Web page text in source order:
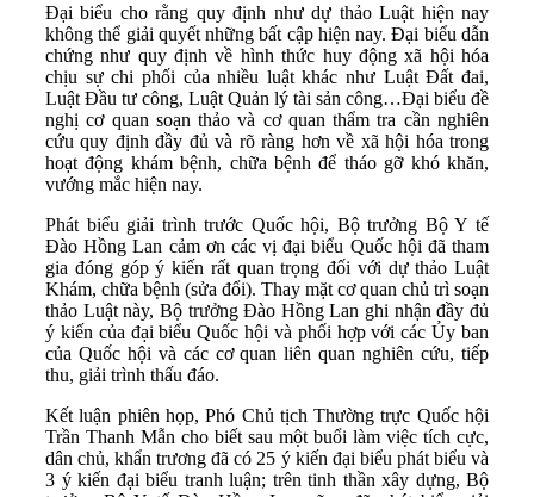
Đại biểu cho rằng quy định như dự thảo Luật hiện nay
không thể giải quyết những bất cập hiện nay. Đại biểu dẫn
chứng như quy định về hình thức huy động xã hội hóa
chịu sự chi phối của nhiều luật khác như Luật Đất đai,
Luật Đầu tư công, Luật Quản lý tài sản công…Đại biểu đề
nghị cơ quan soạn thảo và cơ quan thẩm tra cần nghiên
cứu quy định đầy đủ và rõ ràng hơn về xã hội hóa trong
hoạt động khám bệnh, chữa bệnh để tháo gỡ khó khăn,
vướng mắc hiện nay.
Phát biểu giải trình trước Quốc hội, Bộ trưởng Bộ Y tế
Đào Hồng Lan cảm ơn các vị đại biểu Quốc hội đã tham
gia đóng góp ý kiến rất quan trọng đối với dự thảo Luật
Khám, chữa bệnh (sửa đổi). Thay mặt cơ quan chủ trì soạn
thảo Luật này, Bộ trưởng Đào Hồng Lan ghi nhận đầy đủ
ý kiến của đại biểu Quốc hội và phối hợp với các Ủy ban
của Quốc hội và các cơ quan liên quan nghiên cứu, tiếp
thu, giải trình thấu đáo.
Kết luận phiên họp, Phó Chủ tịch Thường trực Quốc hội
Trần Thanh Mẫn cho biết sau một buổi làm việc tích cực,
dân chủ, khẩn trương đã có 25 ý kiến đại biểu phát biểu và
3 ý kiến đại biểu tranh luận; trên tinh thần xây dựng, Bộ